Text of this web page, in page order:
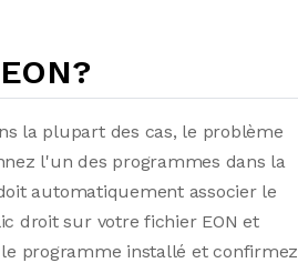
la plupart des cas, le problème
l'un des programmes dans la
automatiquement associer le
droit sur votre fichier EON et
programme installé et confirmez